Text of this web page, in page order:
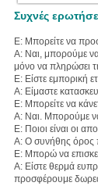
Συχνές
Ε: Μπορείτε να
Α: Ναι, μπορούμε
μόνο να πληρώσει
Ε: Είστε εμπορική
Α: Είμαστε
Ε: Μπορείτε να
Α: Ναι. Μπορούμε
Ε: Ποιοι είναι οι
Α: Ο συνήθης όρος
Ε: Μπορώ να
Α: Είστε θερμά
προσφέρουμε